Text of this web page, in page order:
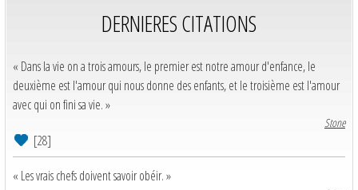
DERNIERES CITATIONS
« Dans la vie on a trois amours, le premier est notre amour d'enfance, le
deuxième est l'amour qui nous donne des enfants, et le troisième est l'amour
avec qui on fini sa vie. »
Stone
[28]
« Les vrais chefs doivent savoir obéir. »